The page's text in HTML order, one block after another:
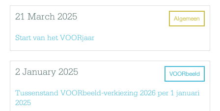
Algemeen
21 March 2025
Start van het VOORjaar
VOORbeeld
2 January 2025
Tussenstand VOORbeeld-verkiezing 2026 per 1 januari
2025